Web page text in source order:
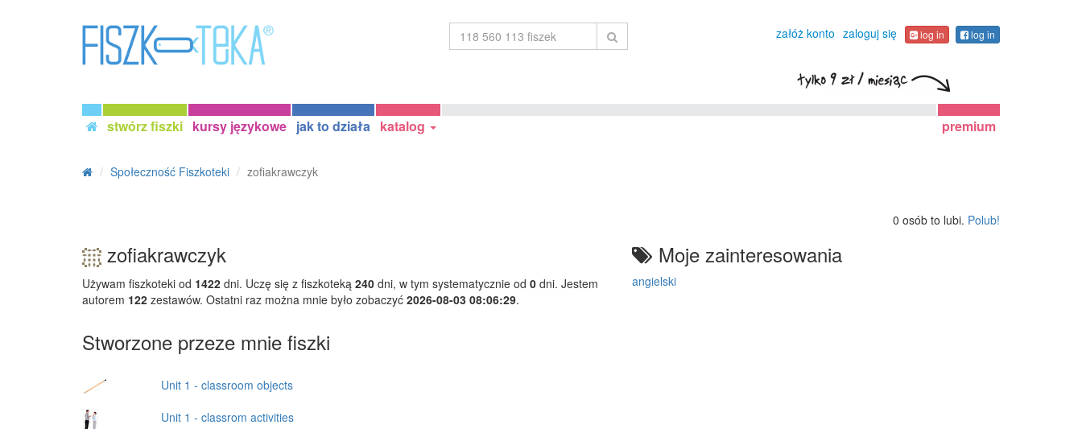
załóż konto zaloguj się log in log in
stwórz fiszki kursy językowe jak to działa katalog premium
Społeczność Fiszkoteki zofiakrawczyk
0 osób to lubi. Polub!
zofiakrawczyk
Używam fiszkoteki od 1422 dni. Uczę się z fiszkoteką 240 dni, w tym systematycznie od 0 dni. Jestem
autorem 122 zestawów. Ostatni raz można mnie było zobaczyć 2026-08-03 08:06:29.
Moje zainteresowania
angielski
Stworzone przeze mnie fiszki
Unit 1 - classroom objects
Unit 1 - classrom activities